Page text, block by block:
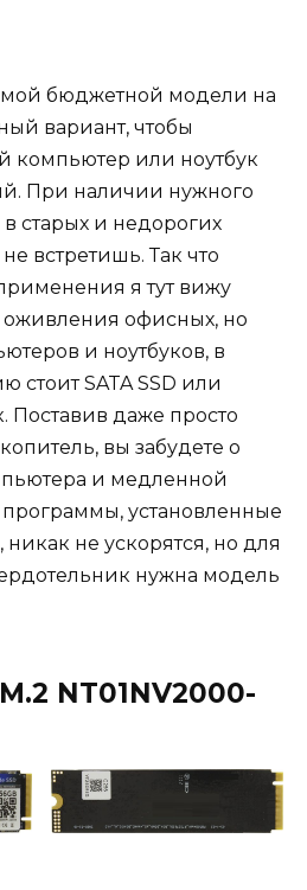
бюджетной модели на
вариант, чтобы
компьютер или ноутбук
При наличии нужного
в старых и недорогих
встретишь. Так что
я тут вижу
офисных, но
и ноутбуков, в
стоит SATA SSD или
Поставив даже просто
вы забудете о
и медленной
установленные
не ускорятся, но для
нужна модель
NT01NV2000-